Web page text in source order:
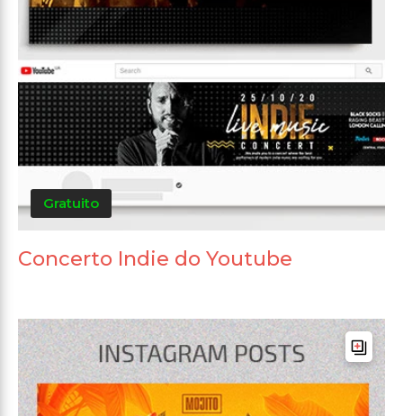
Gratuito
Concerto Indie do Youtube